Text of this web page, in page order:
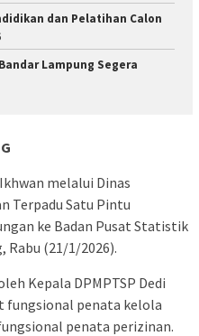
dan Pelatihan Calon
Lampung Segera
melalui Dinas
Terpadu Satu Pintu
ke Badan Pusat Statistik
Rabu (21/1/2026).
Kepala DPMPTSP Dedi
fungsional penata kelola
penata perizinan.